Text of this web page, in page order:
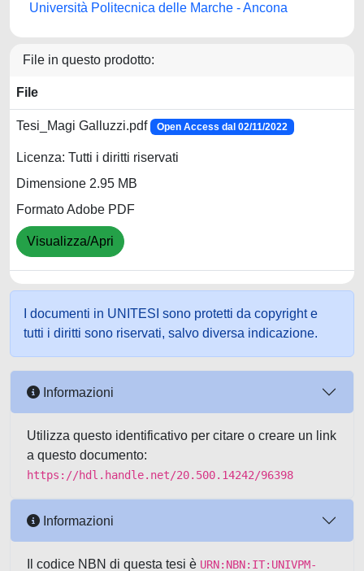
Università Politecnica delle Marche - Ancona
File in questo prodotto:
File
Tesi_Magi Galluzzi.pdf Open Access dal 02/11/2022
Licenza: Tutti i diritti riservati
Dimensione 2.95 MB
Formato Adobe PDF
Visualizza/Apri
I documenti in UNITESI sono protetti da copyright e
tutti i diritti sono riservati, salvo diversa indicazione.
Informazioni
Utilizza questo identificativo per citare o creare un link
a questo documento:
https://hdl.handle.net/20.500.14242/96398
Informazioni
Il codice NBN di questa tesi è URN:NBN:IT:UNIVPM-